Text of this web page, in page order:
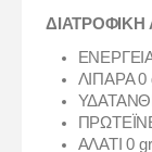
ΔΙΑΤΡΟΦΙΚΗ
ΛΙΠΑΡΑ 0
ΑΛΑΤΙ 0 gr